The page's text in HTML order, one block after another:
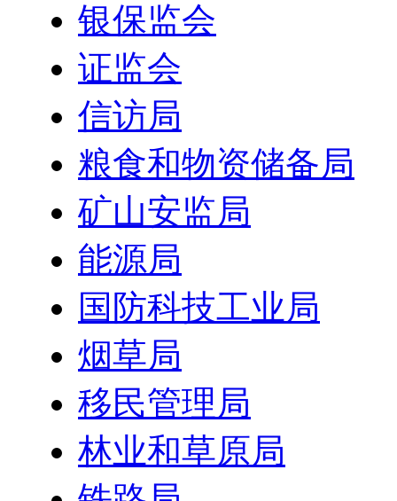
银保监会
证监会
信访局
粮食和物资储备局
矿山安监局
能源局
国防科技工业局
烟草局
移民管理局
林业和草原局